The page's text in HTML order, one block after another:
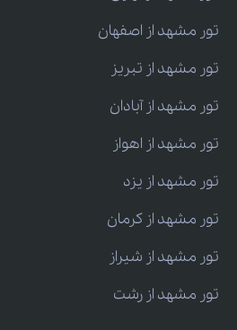
تور مشهد از اصفهان
تور مشهد از تبریز
تور مشهد از آبادان
تور مشهد از اهواز
تور مشهد از یزد
تور مشهد از کرمان
تور مشهد از شیراز
تور مشهد از رشت